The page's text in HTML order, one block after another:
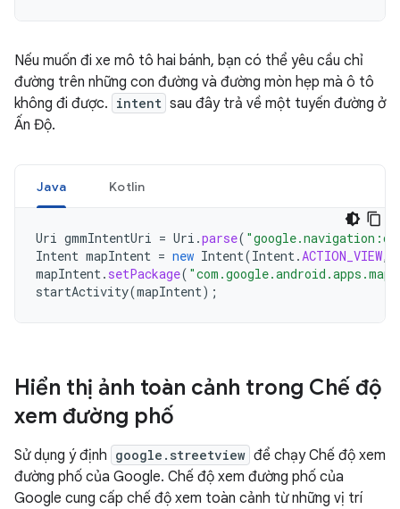
Nếu muốn đi xe mô tô hai bánh, bạn có thể yêu cầu chỉ
đường trên những con đường và đường mòn hẹp mà ô tô
không đi được. intent sau đây trả về một tuyến đường ở
Ấn Độ.
Java Kotlin
Uri gmmIntentUri = Uri .parse(
Intent mapIntent = new Intent(Intent.ACTION_VIEW,
mapIntent. setPackage(
startActivity(mapIntent);
Hiển thị ảnh toàn cảnh trong Chế độ
xem đường phố
Sử dụng ý định google.streetview để chạy Chế độ xem
đường phố của Google. Chế độ xem đường phố của
Google cung cấp chế độ xem toàn cảnh từ những vị trí